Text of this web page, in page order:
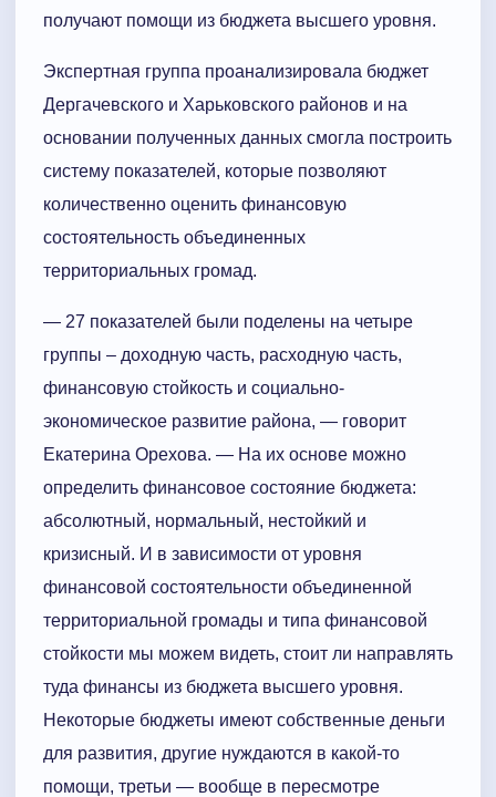
получают помощи из бюджета высшего уровня.
Экспертная группа проанализировала бюджет
Дергачевского и Харьковского районов и на
основании полученных данных смогла построить
систему показателей, которые позволяют
количественно оценить финансовую
состоятельность объединенных
территориальных громад.
— 27 показателей были поделены на четыре
группы – доходную часть, расходную часть,
финансовую стойкость и социально-
экономическое развитие района, — говорит
Екатерина Орехова. — На их основе можно
определить финансовое состояние бюджета:
абсолютный, нормальный, нестойкий и
кризисный. И в зависимости от уровня
финансовой состоятельности объединенной
территориальной громады и типа финансовой
стойкости мы можем видеть, стоит ли направлять
туда финансы из бюджета высшего уровня.
Некоторые бюджеты имеют собственные деньги
для развития, другие нуждаются в какой-то
помощи, третьи — вообще в пересмотре